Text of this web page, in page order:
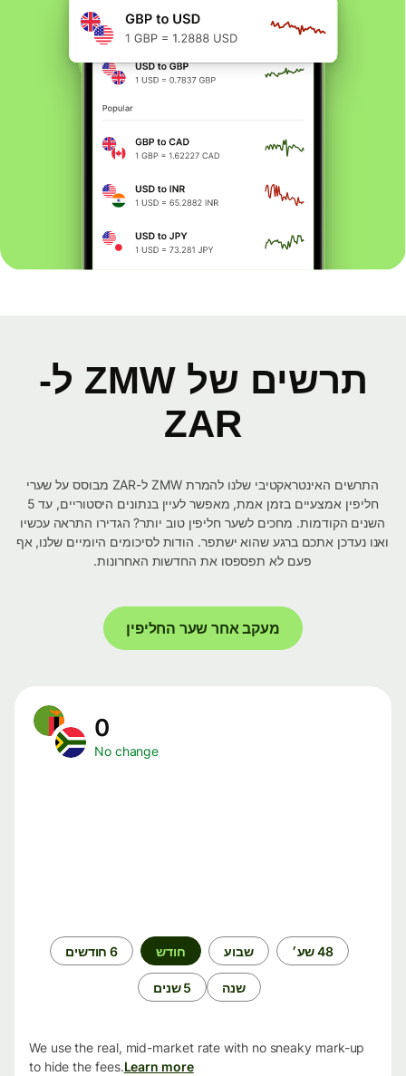
תרשים של ZMW ל-
ZAR
התרשים האינטראקטיבי שלנו להמרת ZMW ל-ZAR מבוסס על שערי
חליפין אמצעיים בזמן אמת, מאפשר לעיין בנתונים היסטוריים, עד 5
השנים הקודמות. מחכים לשער חליפין טוב יותר? הגדירו התראה עכשיו
ואנו נעדכן אתכם ברגע שהוא ישתפר. הודות לסיכומים היומיים שלנו, אף
פעם לא תפספסו את החדשות האחרונות.
מעקב אחר שער החליפין
No change
48 שע׳ שבוע חודש 6 חודשים
שנה 5 שנים
We use the real, mid-market rate with no sneaky mark-up
to hide the fees.Learn more